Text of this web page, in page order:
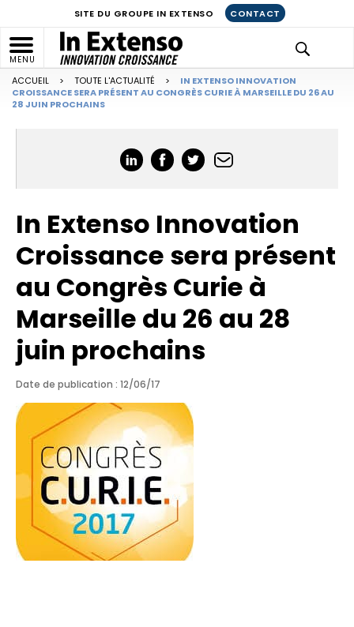
MENU
SITE DU GROUPE IN EXTENSO CONTACT
ACCUEIL > TOUTE L'ACTUALITÉ >
IN EXTENSO INNOVATION
CROISSANCE SERA PRÉSENT AU CONGRÈS CURIE À MARSEILLE DU 26 AU
28 JUIN PROCHAINS
In Extenso Innovation
Croissance sera présent
au Congrès Curie à
Marseille du 26 au 28
juin prochains
Date de publication : 12/06/17